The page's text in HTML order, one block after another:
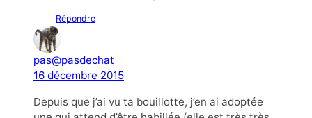
Répondre
pas@pasdechat
16 décembre 2015
Depuis que j’ai vu ta bouillotte, j’en ai adoptée